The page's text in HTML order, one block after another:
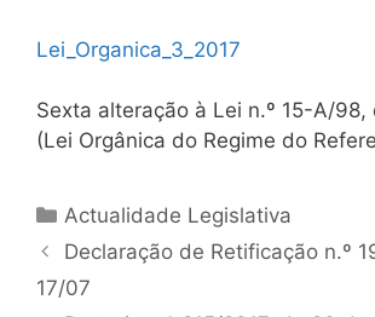
Lei_Organica_3_2017
Sexta alteração à Lei n.º 15-A/
(Lei Orgânica do Regime do
Categorias
Actualidade Legislativa
Navegação
de
Declaração de Retificação n.º
17/07